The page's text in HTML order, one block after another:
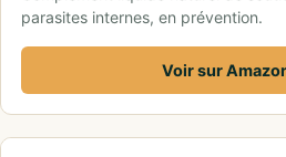
parasites internes, en prévention.
Voir sur